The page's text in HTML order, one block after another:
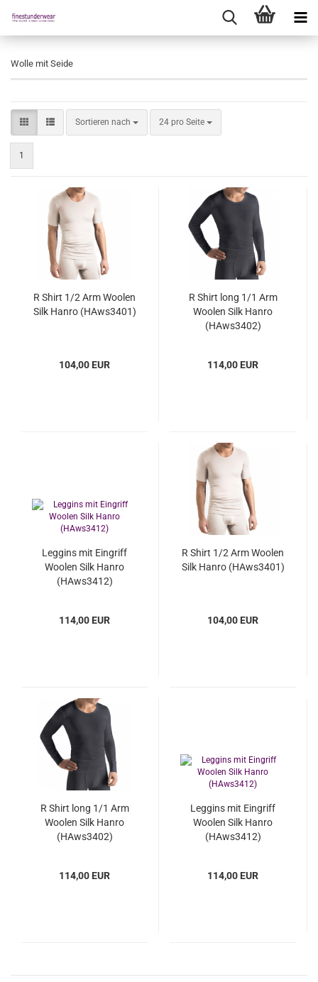
Wolle mit Seide
Sortieren nach
Sortieren nach 24 pro Seite
pro Seite
1
R Shirt 1/2 Arm Woolen
Silk Hanro (HAws3401)
104,00 EUR
R Shirt long 1/1 Arm
Woolen Silk Hanro
(HAws3402)
114,00 EUR
Leggins mit Eingriff
Woolen Silk Hanro
(HAws3412)
114,00 EUR
R Shirt 1/2 Arm Woolen
Silk Hanro (HAws3401)
104,00 EUR
R Shirt long 1/1 Arm
Woolen Silk Hanro
(HAws3402)
114,00 EUR
Leggins mit Eingriff
Woolen Silk Hanro
(HAws3412)
114,00 EUR